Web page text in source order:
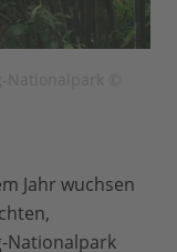
Jahr wuchsen
Nationalpark